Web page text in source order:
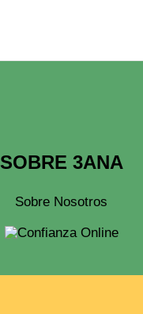
SOBRE 3ANA
Sobre Nosotros